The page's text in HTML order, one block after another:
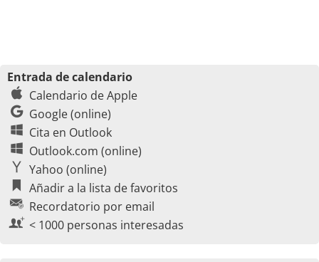
Entrada de calendario
Calendario de Apple
Google (online)
Cita en Outlook
Outlook.com (online)
Yahoo (online)
Añadir a la lista de favoritos
Recordatorio por email
< 1000 personas interesadas